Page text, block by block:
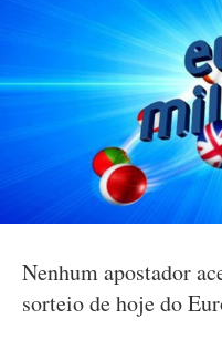
Nenhum apostador
sorteio de hoje do